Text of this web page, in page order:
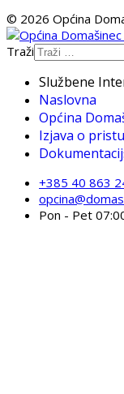
© 2026 Općina
Traži
Službene
Naslovna
Općina
Izjava o
+385 40 863
Pon - Pet